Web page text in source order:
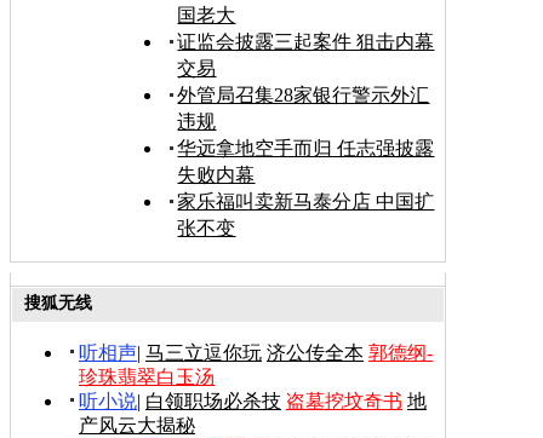
国老大
证监会披露三起案件 狙击内幕
交易
外管局召集28家银行警示外汇
违规
华远拿地空手而归 任志强披露
失败内幕
家乐福叫卖新马泰分店 中国扩
张不变
搜狐无线
听相声| 马三立逗你玩 济公传全本 郭德纲-
珍珠翡翠白玉汤
听小说| 白领职场必杀技 盗墓挖坟奇书 地
产风云大揭秘